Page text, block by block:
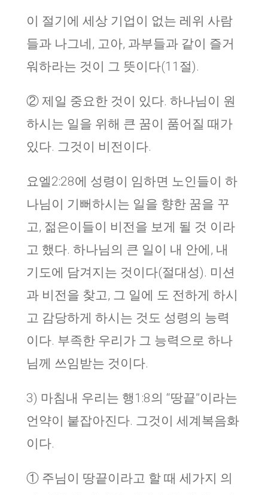
이 절기에 세상 기업이 없는 레위 사람
들과 나그네, 고아, 과부들과 같이 즐거
워하라는 것이 그 뜻이다(11절).
② 제일 중요한 것이 있다. 하나님이 원
하시는 일을 위해 큰 꿈이 품어질 때가
있다. 그것이 비전이다.
요엘2:28에 성령이 임하면 노인들이 하
나님이 기뻐하시는 일을 향한 꿈을 꾸
고, 젊은이들이 비전을 보게 될 것 이라
고 했다. 하나님의 큰 일이 내 안에, 내
기도에 담겨지는 것이다(절대성). 미션
과 비전을 찾고, 그 일에 도 전하게 하시
고 감당하게 하시는 것도 성령의 능력
이다. 부족한 우리가 그 능력으로 하나
님께 쓰임받는 것이다.
3) 마침내 우리는 행1:8의 “땅끝”이라는
언약이 붙잡아진다. 그것이 세계복음화
이다.
① 주님이 땅끝이라고 할 때 세가지 의